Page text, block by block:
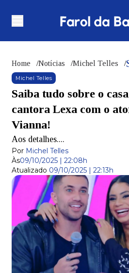
Home /Notícias /Michel Telles /
Michel Telles
Saiba tudo sobre o
cantora Lexa com o
Vianna!
Aos detalhes....
Por Michel Telles
Às09/10/2025 | 22:08h
Atualizado 09/10/2025 | 22:13h